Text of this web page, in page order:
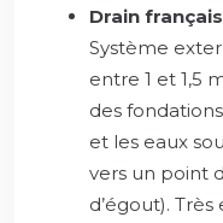
Drain
Système
entre 1 et 1,5
des
et les eaux
vers un point
d’égout).